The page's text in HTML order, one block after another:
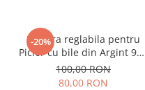
-20%
Bratara reglabila pentru
Picior cu bile din Argint 925
si margele Miyuki rosii
100,00 RON
80,00 RON